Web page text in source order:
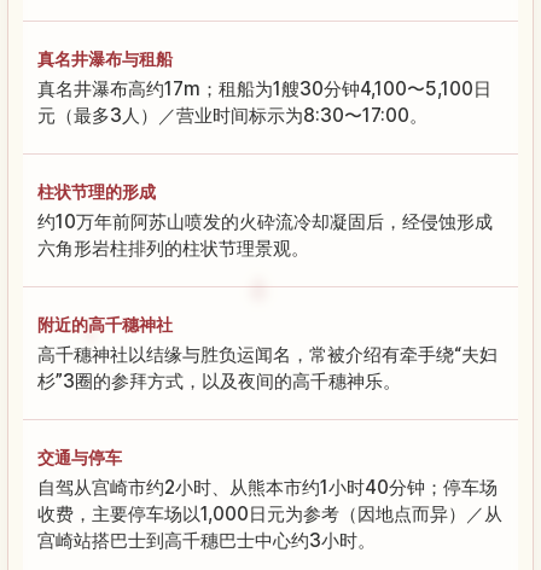
真名井瀑布与租船
真名井瀑布高约17m；租船为1艘30分钟4,100〜5,100日
元（最多3人）／营业时间标示为8:30〜17:00。
柱状节理的形成
约10万年前阿苏山喷发的火砕流冷却凝固后，经侵蚀形成
六角形岩柱排列的柱状节理景观。
附近的高千穗神社
高千穗神社以结缘与胜负运闻名，常被介绍有牵手绕“夫妇
杉”3圈的参拜方式，以及夜间的高千穗神乐。
交通与停车
自驾从宫崎市约2小时、从熊本市约1小时40分钟；停车场
收费，主要停车场以1,000日元为参考（因地点而异）／从
宫崎站搭巴士到高千穗巴士中心约3小时。